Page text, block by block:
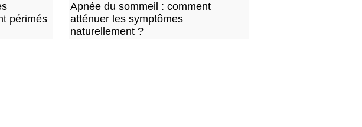
périmés
Apnée du sommeil : comment
atténuer les symptômes
naturellement ?